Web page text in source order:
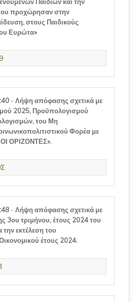
προχώρησαν στην
στους Παιδικούς
Ευρώτα»
- Λήψη απόφασης σχετικά με
2025, Προϋπολογισμού
του Μη
Φορέα με
ΟΡΙΖΟΝΤΕΣ».
- Λήψη απόφασης σχετικά με
3ου τριμήνου, έτους 2024 του
εκτέλεση του
έτους 2024.